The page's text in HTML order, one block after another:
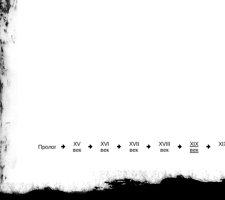
Пролог
XV
век
XVI
век
XVII
век
XVIII
век
XIX
век